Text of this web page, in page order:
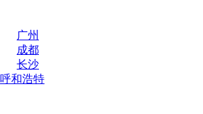
广州
成都
长沙
呼和浩特